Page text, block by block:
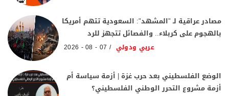
مصادر عراقية لـ "المشهد": السعودية تتهم أمريكا
بالهجوم على كربلاء.. والفصائل تتجهز للرد
عربي ودولي 07 - 08 - 2026
الوضع الفلسطيني بعد حرب غزة | أزمة سياسة أم
أزمة مشروع التحرر الوطني الفلسطيني؟